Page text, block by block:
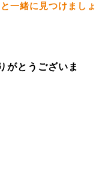
一緒に見つけましょ
がとうございま